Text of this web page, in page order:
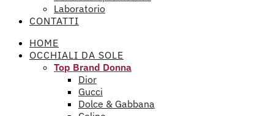
Laboratorio
CONTATTI
HOME
OCCHIALI DA SOLE
Top Brand Donna
Dior
Gucci
Dolce & Gabbana